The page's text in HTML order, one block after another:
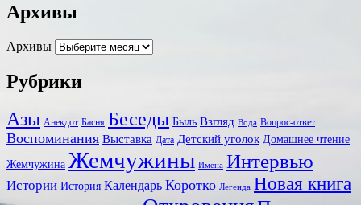
Архивы
Архивы
Рубрики
Азы Анекдот Басня Беседы Быль Взгляд Вода Вопрос-ответ
Воспоминания Выставка Дата Детский уголок Домашнее чтение
Жемчужина Жемчужины Имена Интервью
Истории История Календарь Коротко Легенда Новая книга